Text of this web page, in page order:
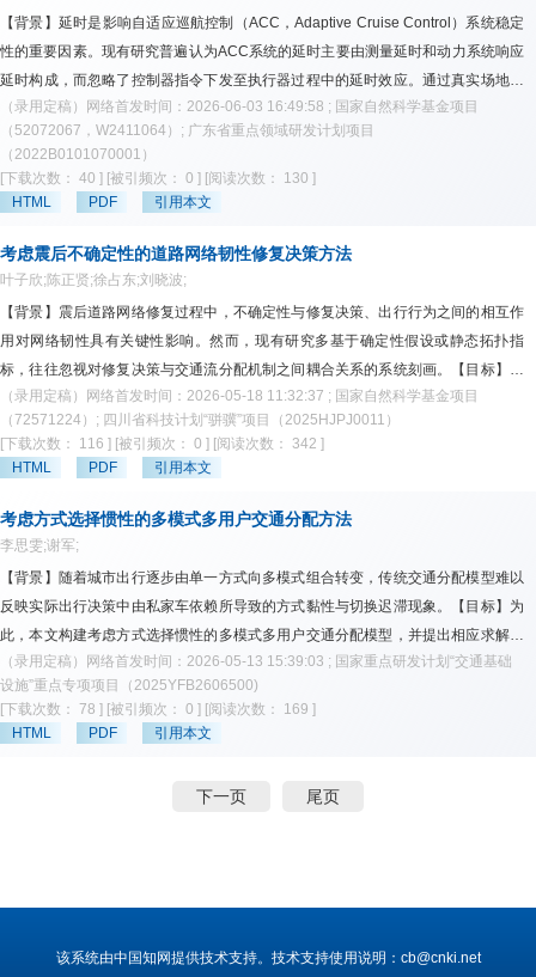
Rolling Horizon-Simulated Annealing，CPSRH-SA）求解框架。【数据】实例验
证采用中南地区空域典型繁忙时段历史雷达航迹数据构建运行场景与优化输入，选
取样本时间范围为2023年5月1日至7日。【结果】在全天运行场景下，全部航班的
平均拥堵态势评估值由0.0877降至0.0802，降幅约为8.6%，平均延误增加84.35
s，平均燃油消耗增幅约为0.04%。进一步分析表明，高调控优先序航班的平均拥堵
态势评估值由0.0921降至0.0612，降幅达到33.6%，且高拥堵区域明显收缩，说明
所提方法的缓解收益主要体现在对关键传播相关航班和关键拥堵区域的优先干预。
【结论】所提方法能够将航路拥堵传播结构异质性转化为差异化调控依据，在较小
平均延误和燃油代价下优先缓解关键传播相关航班及局部高拥堵区域，为将拥堵传
播结构信息嵌入航路拥堵缓解决策提供了方法支撑。
【背景】延时是影响自适应巡航控制（ACC，Adaptive Cruise Control）系统稳定
性的重要因素。现有研究普遍认为ACC系统的延时主要由测量延时和动力系统响应
延时构成，而忽略了控制器指令下发至执行器过程中的延时效应。通过真实场地跟
驰实验数据辨识发现，除上述两类延时外，ACC系统中还显著存在一种“控制指令延
时”。【方法】为探究该延时对系统动态特性的影响，本文在现有ACC跟驰模型中引
入控制指令延时项，运用系统传递函数分析法推导了误差传播机制，得到了ACC车
队的队列稳定性判定条件与理论稳定域。【结果】进一步地，通过数值仿真实验，
响。【结论】理论与仿真结果一致表明：控制指令延时的引入会显著缩减系统的整
体稳定域，但不会改变Ⅰ类不稳定域的边界；值得注意的是，当位置误差增益系数趋
于极小值，且速度误差增益系数取值为期望车头时距的倒数时，系统存在一个不受
控制指令延时影响的绝对稳定参数点。【应用】本研究为实际自动驾驶ACC系统的
参数标定与安全控制提供了重要的理论依据。
（录用定稿）网络首发时间：2026-06-03 16:49:58 ; 国家自然科学基金项目
（52072067，W2411064）; 广东省重点领域研发计划项目
（2022B0101070001）
[下载次数： 40 ] [被引频次： 0 ] [阅读次数： 130 ]
HTML
PDF 引用本文
考虑震后不确定性的道路网络韧性修复决策方法
叶子欣;陈正贤;徐占东;刘晓波;
【背景】震后道路网络修复过程中，不确定性与修复决策、出行行为之间的相互作
用对网络韧性具有关键性影响。然而，现有研究多基于确定性假设或静态拓扑指
标，往往忽视对修复决策与交通流分配机制之间耦合关系的系统刻画。【目标】本
文旨在构建一个能够同时刻画震后不确定性与出行者路径选择行为响应的优化框
架。同时，为了提升震后道路网络修复策略的有效性，本文建立考虑损伤状态和修
复效率不确定性的双层规划修复方法。【方法】上层模型以网络韧性与修复速度韧
方面，本文设计NSGA-Ⅱ与Frank-Wolfe算法相结合的嵌套求解框架，并通过Monte
Carlo模拟评估方案在不确定环境下的表现。【结果】通过在汶川地震德阳市路网开
展数值实验，结果表明所提方法得到的路网韧性与修复速度韧性指标的期望值分别
达到0.776和0.394，且波动性较低；相较于确定性模型，网络通行效率提升约
20%；此外，模型倾向于优先修复对网络连通性与通行效率具有关键影响的路段，
从而提高资源配置效率。【结论】本文所提方法能够有效刻画修复决策与出行行为
之间的交互影响，提升震后道路网络修复策略的稳健性与系统恢复性能，可为灾后
交通基础设施恢复决策提供参考。
（录用定稿）网络首发时间：2026-05-18 11:32:37 ; 国家自然科学基金项目
（72571224）; 四川省科技计划“骈骥”项目（2025HJPJ0011）
[下载次数： 116 ] [被引频次： 0 ] [阅读次数： 342 ]
HTML
PDF 引用本文
考虑方式选择惯性的多模式多用户交通分配方法
李思雯;谢军;
【背景】随着城市出行逐步由单一方式向多模式组合转变，传统交通分配模型难以
反映实际出行决策中由私家车依赖所导致的方式黏性与切换迟滞现象。【目标】为
此，本文构建考虑方式选择惯性的多模式多用户交通分配模型，并提出相应求解算
法。【方法】针对无车者与有车者在可选交通方式及决策规则上的差异，构建包含
步行、共享单车、私家车、出租车、常规公交和地铁的多模式扩展网络。无车者遵
循最小广义出行成本准则进行路径选择；有车者则在私家车依赖作用下，按照由依
多模式多用户交通分配模型，并采用“外层不动点迭代+内层梯度投影”的组合算法进
流量分布及出行结构演化的影响提供理论支撑。
（录用定稿）网络首发时间：2026-05-13 15:39:03 ; 国家重点研发计划“交通基础
设施”重点专项项目（2025YFB2606500)
[下载次数： 78 ] [被引频次： 0 ] [阅读次数： 169 ]
HTML
PDF 引用本文
下一页 尾页
该系统由中国知网提供技术支持。技术支持使用说明：cb@cnki.net